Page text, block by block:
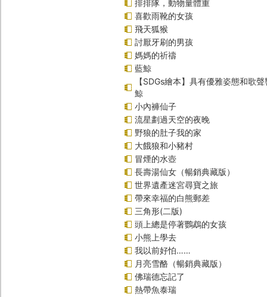
排排隊，動物量體重
喜歡雨靴的女孩
飛天狐猴
討厭牙刷的男孩
媽媽的祈禱
藍鯨
【SDGs繪本】具有優雅姿態和歌
鯨
小內褲仙子
流星劃過天空的夜晚
野狼的肚子我的家
大餓狼和小豬村
冒煙的水壺
長壽湯仙女（暢銷典藏版）
世界遺產迷宮尋寶之旅
帶來幸福的白熊郵差
三角形(二版)
頭上總是停著鸚鵡的女孩
小熊上學去
我以前好怕……
月亮雪酪（暢銷典藏版）
佛瑞德忘記了
熱帶魚泰瑞